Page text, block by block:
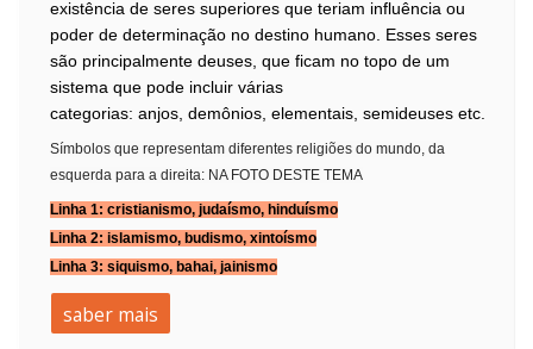
existência de seres superiores que teriam influência ou
poder de determinação no destino humano. Esses seres
são principalmente deuses, que ficam no topo de um
sistema que pode incluir várias
categorias: anjos, demônios, elementais, semideuses etc.
Símbolos que representam diferentes religiões do mundo, da
esquerda para a direita: NA FOTO DESTE TEMA
Linha 1: cristianismo, judaísmo, hinduísmo
Linha 2: islamismo, budismo, xintoísmo
Linha 3: siquismo, bahai, jainismo
saber mais